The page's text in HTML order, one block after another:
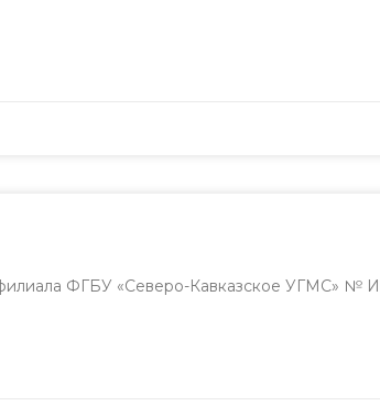
ФГБУ «Северо-Кавказское УГМС» №